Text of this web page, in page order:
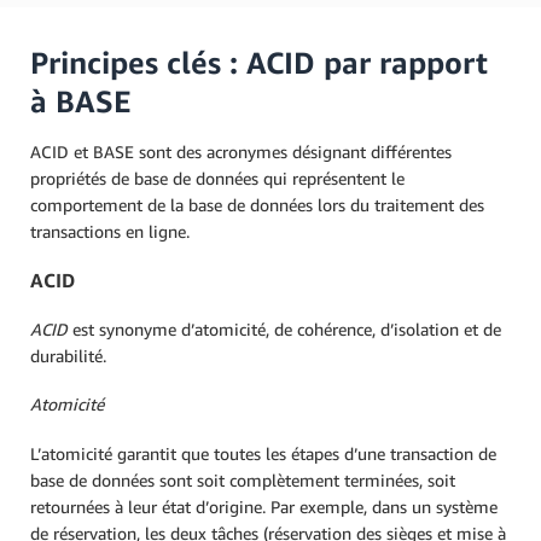
Principes clés : ACID par rapport
à BASE
ACID et BASE sont des acronymes désignant différentes
propriétés de base de données qui représentent le
comportement de la base de données lors du traitement des
transactions en ligne.
ACID
ACIDest synonyme d’atomicité, de cohérence, d’isolation et de
durabilité.
Atomicité
L’atomicité garantit que toutes les étapes d’une transaction de
base de données sont soit complètement terminées, soit
retournées à leur état d’origine. Par exemple, dans un système
de réservation, les deux tâches (réservation des sièges et mise à